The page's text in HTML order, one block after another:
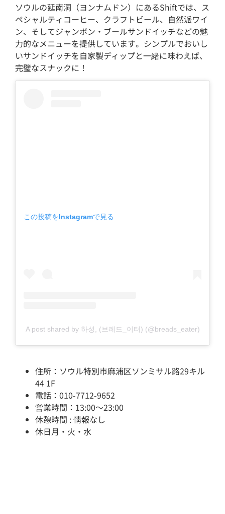
ソウルの延南洞（ヨンナムドン）にあるShiftでは、ス
ペシャルティコーヒー、クラフトビール、自然派ワイ
ン、そしてジャンボン・ブールサンドイッチなどの魅
力的なメニューを提供しています。シンプルでおいし
いサンドイッチを自家製ディップと一緒に味わえば、
完璧なスナックに！
この投稿をInstagramで見る
A post shared by 하성, (브레드_이터) (@breads_eater)
住所：ソウル特別市麻浦区ソンミサル路29キル
44 1F
電話：010-7712-9652
営業時間：13:00～23:00
休憩時間 : 情報なし
休日月・火・水